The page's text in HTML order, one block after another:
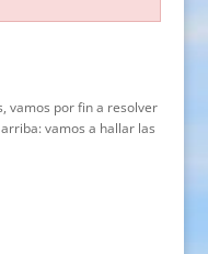
vamos por fin a resolver
vamos a hallar las